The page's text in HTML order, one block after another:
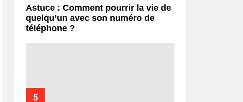
Astuce : Comment pourrir la vie de
quelqu’un avec son numéro de
téléphone ?